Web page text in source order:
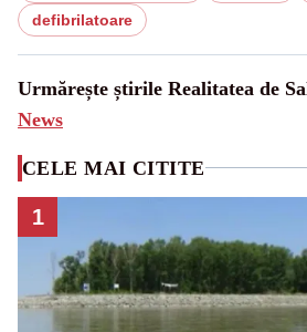
defibrilatoare
Urmărește știrile Realitatea de
News
CELE MAI CITITE
1